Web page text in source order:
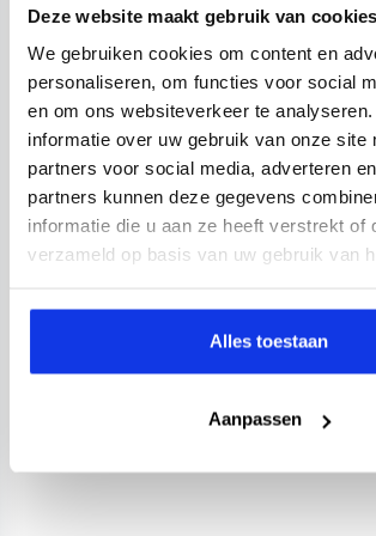
Deze website maakt gebruik van cookies
We gebruiken cookies om content en
personaliseren, om functies voor social
en om ons websiteverkeer te
informatie over uw gebruik van onze site
partners voor social media, adverteren
partners kunnen deze gegevens
informatie die u aan ze heeft verstrekt of
verzameld op basis van uw gebruik van
Alles toestaan
Aanpassen